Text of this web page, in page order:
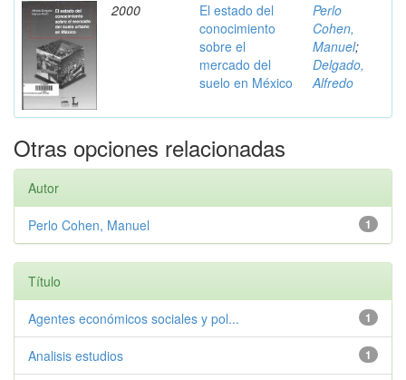
2000
El estado del
conocimiento
sobre el
mercado del
suelo en México
Perlo
Cohen,
Manuel;
Delgado,
Alfredo
Otras opciones relacionadas
Autor
1
Perlo Cohen, Manuel
Título
1
Agentes económicos sociales y pol...
1
Analisis estudios